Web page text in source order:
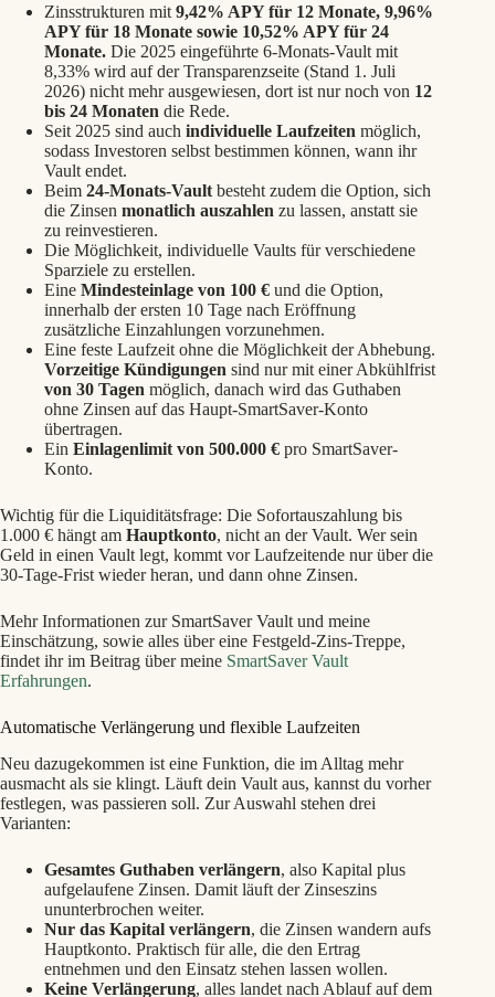
Zinsstrukturen mit 9,42% APY für 12 Monate, 9,96%
APY für 18 Monate sowie 10,52% APY für 24
Monate. Die 2025 eingeführte 6-Monats-Vault mit
8,33% wird auf der Transparenzseite (Stand 1. Juli
2026) nicht mehr ausgewiesen, dort ist nur noch von 12
bis 24 Monaten die Rede.
Seit 2025 sind auch individuelle Laufzeiten möglich,
sodass Investoren selbst bestimmen können, wann ihr
Vault endet.
Beim 24-Monats-Vault besteht zudem die Option, sich
die Zinsen monatlich auszahlen zu lassen, anstatt sie
zu reinvestieren.
Die Möglichkeit, individuelle Vaults für verschiedene
Sparziele zu erstellen.
Eine Mindesteinlage von 100 € und die Option,
innerhalb der ersten 10 Tage nach Eröffnung
zusätzliche Einzahlungen vorzunehmen.
Eine feste Laufzeit ohne die Möglichkeit der Abhebung.
Vorzeitige Kündigungen sind nur mit einer Abkühlfrist
von 30 Tagen möglich, danach wird das Guthaben
ohne Zinsen auf das Haupt-SmartSaver-Konto
übertragen.
Ein Einlagenlimit von 500.000 € pro SmartSaver-
Konto.
Wichtig für die Liquiditätsfrage: Die Sofortauszahlung bis
1.000 € hängt am Hauptkonto, nicht an der Vault. Wer sein
Geld in einen Vault legt, kommt vor Laufzeitende nur über die
30-Tage-Frist wieder heran, und dann ohne Zinsen.
Mehr Informationen zur SmartSaver Vault und meine
Einschätzung, sowie alles über eine Festgeld-Zins-Treppe,
findet ihr im Beitrag über meine SmartSaver Vault
Erfahrungen.
Automatische Verlängerung und flexible Laufzeiten
Neu dazugekommen ist eine Funktion, die im Alltag mehr
ausmacht als sie klingt. Läuft dein Vault aus, kannst du vorher
festlegen, was passieren soll. Zur Auswahl stehen drei
Varianten:
Gesamtes Guthaben verlängern, also Kapital plus
aufgelaufene Zinsen. Damit läuft der Zinseszins
ununterbrochen weiter.
Nur das Kapital verlängern, die Zinsen wandern aufs
Hauptkonto. Praktisch für alle, die den Ertrag
entnehmen und den Einsatz stehen lassen wollen.
Keine Verlängerung, alles landet nach Ablauf auf dem